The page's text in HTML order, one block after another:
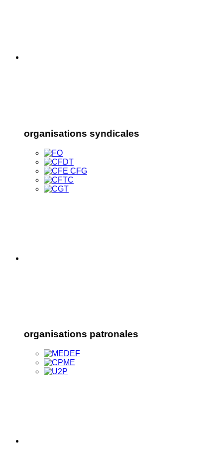
organisations syndicales
organisations patronales